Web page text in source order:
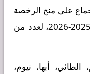
على منح الرخصة
المحلية للموسم الرياضي المقبل 2025-2026، لعدد من
أبها، نيوم،